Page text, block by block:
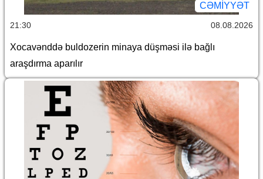
CƏMİYYƏT
21:30 08.08.2026
Xocavənddə buldozerin minaya düşməsi ilə bağlı
araşdırma aparılır